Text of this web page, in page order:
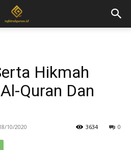
Hikmah
Quran Dan
10/2020 0
3634